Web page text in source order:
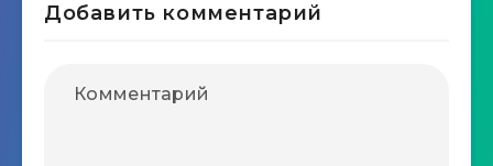
Добавить комментарий